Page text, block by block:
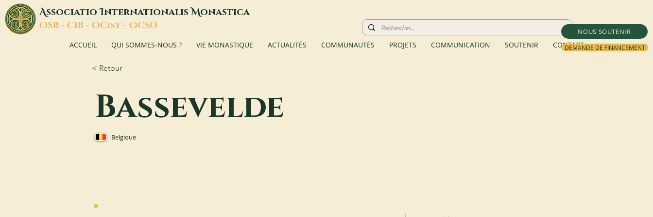
NOUS SOUTENIR
DEMANDE DE FINANCEMENT
AssociatioInternationalisMonastica
OSB - CIB - OCist - OCSO
ACCUEIL QUI SOMMES-NOUS ? VIE MONASTIQUE ACTUALITÉS COMMUNAUTÉS PROJETS COMMUNICATION SOUTENIR CONTACT
< Retour
Bassevelde
Belgique